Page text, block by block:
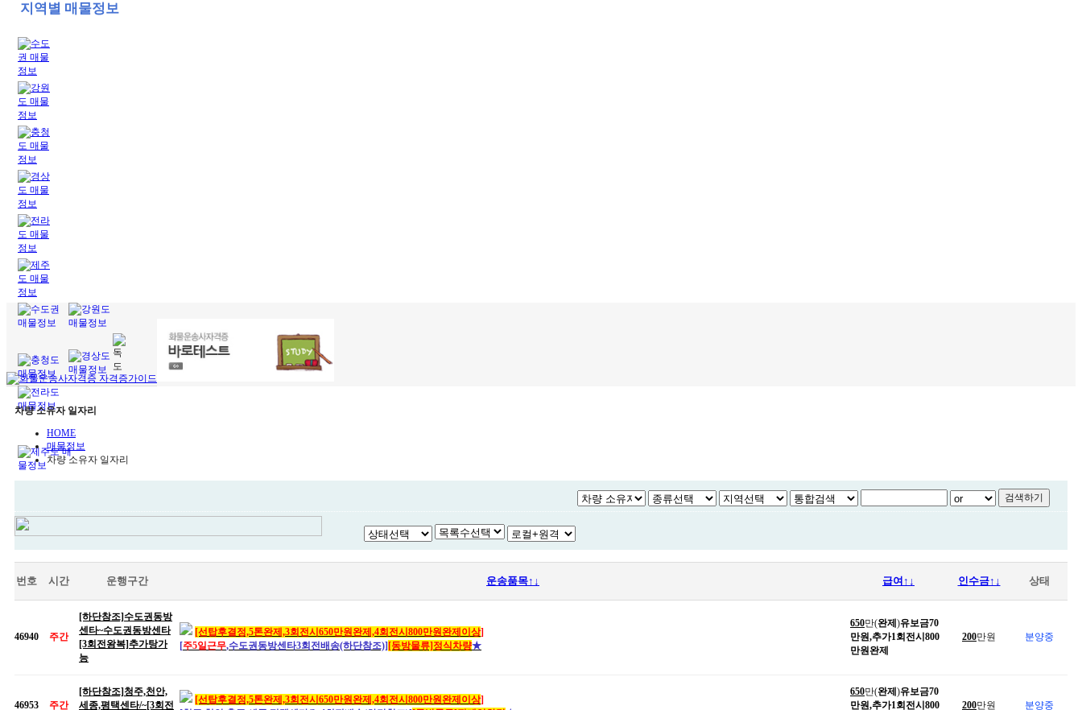
지역별 매물정보
차량 소유자 일자리
HOME
매물정보
차량 소유자 일자리
번호 시간 운행구간 운송품목↑↓ 급여↑↓ 인수금↑↓ 상태
46940 주간
[하단참조]수도권동방
센타~수도권동방센타
[3회전왕복]추가탕가
능
[선탑후결정,5톤완제,3회전시650만원완제,4회전시800만원완제이상]
[주5일근무,수도권동방센타3회전배송(하단참조)] [동방물류]정식차량★
650만(완제 )유보금70
만원,추가1회전시800
만원완제
200만원 분양중
46953 주간
[하단참조]청주,천안,
세종,평택센타/~[3회전
[선탑후결정,5톤완제,3회전시650만원완제,4회전시800만원완제이상]
650만(완제 )유보금70
만원,추가1회전시800
200만원 분양중